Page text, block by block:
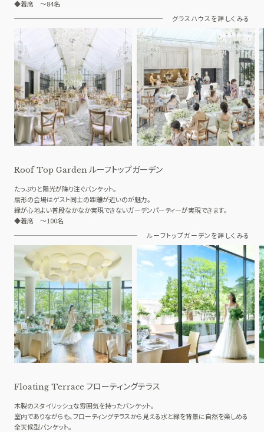
◆着席 ～84名
グラスハウスを詳しくみる
Roof Top Gardenルーフトップガーデン
たっぷりと陽光が降り注ぐバンケット。
扇形の会場はゲスト同士の距離が近いのが魅力。
緑が心地よい普段なかなか実現できないガーデンパーティーが実現できます。
◆着席 ～100名
ルーフトップガーデンを詳しくみる
Floating Terrace フローティングテラス
木製のスタイリッシュな雰囲気を持ったバンケット。
室内でありながらも、フローティングテラスから見える水と緑を背景に自然を楽しめる
全天候型バンケット。